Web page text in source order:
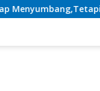
Demi